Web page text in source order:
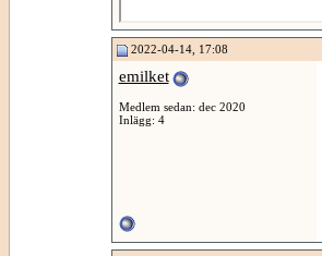
2022-04-14, 17:08
emilket
Medlem sedan: dec 2020
Inlägg: 4